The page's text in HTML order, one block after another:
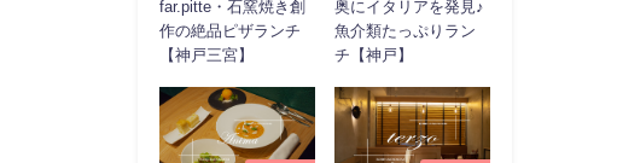
far.pitte・石窯焼き創
作の絶品ピザランチ
【神戸三宮】
奥にイタリアを発見♪
魚介類たっぷりラン
チ【神戸】